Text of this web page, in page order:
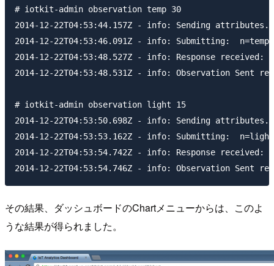
# iotkit-admin observation temp 30
2014-12-22T04:53:44.157Z - info: Sending
2014-12-22T04:53:46.091Z - info: Submitting:
2014-12-22T04:53:48.527Z - info: Response received:
2014-12-22T04:53:48.531Z - info: Observation Sent
# iotkit-admin observation light 15
2014-12-22T04:53:50.698Z - info: Sending
2014-12-22T04:53:53.162Z - info: Submitting:
2014-12-22T04:53:54.742Z - info: Response received:
その結果、ダッシュボードのChartメニューからは、このよ
うな結果が得られました。